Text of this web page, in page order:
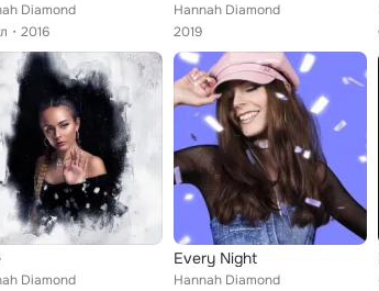
Diamond
2016
Hannah Diamond
2019
Diamond
Every Night
Hannah Diamond